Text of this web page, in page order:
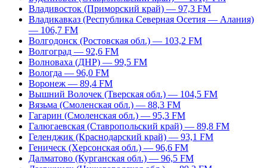
Владивосток (Приморский край) — 97,3 FM
Владикавказ (Республика Северная Осетия — Алания)
— 106,7 FM
Волгодонск (Ростовская обл.) — 103,2 FM
Волгоград — 92,6 FM
Волноваха (ДНР) — 99,5 FM
Вологда — 96,0 FM
Воронеж — 89,4 FM
Вышний Волочек (Тверская обл.) — 104,5 FM
Вязьма (Смоленская обл.) — 88,3 FM
Гагарин (Смоленская обл.) — 95,3 FM
Галюгаевская (Ставропольский край) — 89,8 FM
Геленджик (Краснодарский край) — 93,1 FM
Геническ (Херсонская обл.) — 96,6 FM
Далматово (Курганская обл.) — 96,5 FM